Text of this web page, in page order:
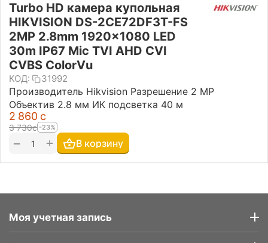
Turbo HD камера купольная
HIKVISION DS-2CE72DF3T-FS
2MP 2.8mm 1920×1080 LED
30m IP67 Mic TVI AHD CVI
CVBS ColorVu
КОД: 31992
Производитель Hikvision Разрешение 2 MP
Объектив 2.8 мм ИК подсветка 40 м
2 860 с
3 730с -23%
+
− В корзину
Моя учетная запись